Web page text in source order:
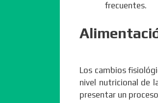
frecuentes.
Los cambios
nivel nutricional de
presentar un